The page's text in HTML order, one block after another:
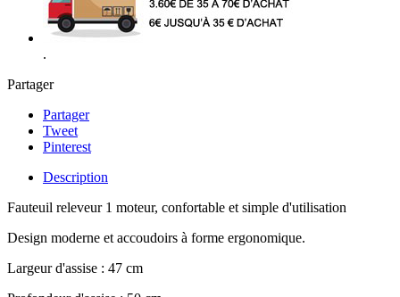
.
Partager
Partager
Tweet
Pinterest
Description
Fauteuil releveur 1 moteur, confortable et simple d'utilisation
Design moderne et accoudoirs à forme ergonomique.
Largeur d'assise : 47 cm